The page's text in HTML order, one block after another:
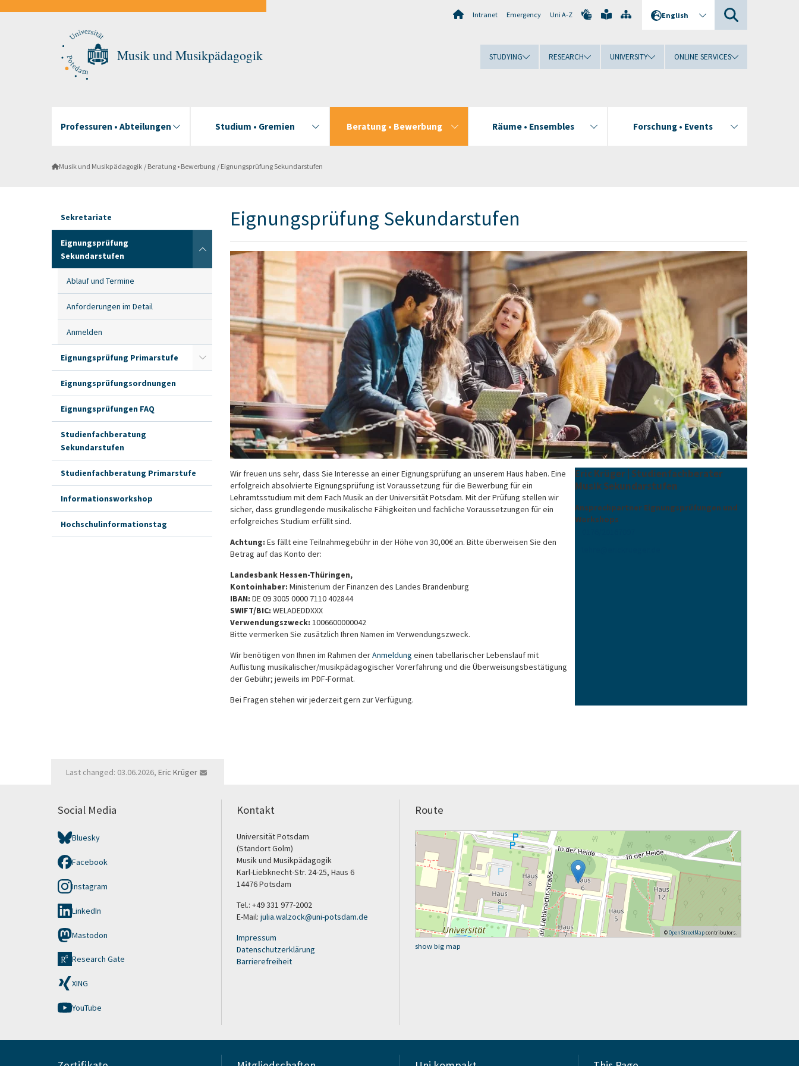
Musik und Musikpädagogik
Intranet Emergency Uni A-Z English
STUDYING RESEARCH UNIVERSITY ONLINE SERVICES
Professuren • Abteilungen Studium • Gremien Beratung • Bewerbung Räume • Ensembles Forschung • Events
Musik und Musikpädagogik Beratung • Bewerbung Eignungsprüfung Sekundarstufen
Sekretariate
Eignungsprüfung
Sekundarstufen
Ablauf und Termine
Anforderungen im Detail
Anmelden
Eignungsprüfung Primarstufe
Eignungsprüfungsordnungen
Eignungsprüfungen FAQ
Studienfachberatung
Sekundarstufen
Studienfachberatung Primarstufe
Informationsworkshop
Hochschulinformationstag
Eignungsprüfung Sekundarstufen
Wir freuen uns sehr, dass Sie Interesse an einer Eignungsprüfung an unserem Haus haben. Eine
erfolgreich absolvierte Eignungsprüfung ist Voraussetzung für die Bewerbung für ein
Lehramtsstudium mit dem Fach Musik an der Universität Potsdam. Mit der Prüfung stellen wir
sicher, dass grundlegende musikalische Fähigkeiten und fachliche Voraussetzungen für ein
erfolgreiches Studium erfüllt sind.
Achtung: Es fällt eine Teilnahmegebühr in der Höhe von 30,00€ an. Bitte überweisen Sie den
Betrag auf das Konto der:
Landesbank Hessen-Thüringen,
Kontoinhaber: Ministerium der Finanzen des Landes Brandenburg
IBAN: DE 09 3005 0000 7110 402844
SWIFT/BIC: WELADEDDXXX
Verwendungszweck: 1006600000042
Bitte vermerken Sie zusätzlich Ihren Namen im Verwendungszweck.
Wir benötigen von Ihnen im Rahmen derAnmeldung einen tabellarischer Lebenslauf mit
Auflistung musikalischer/musikpädagogischer Vorerfahrung und die Überweisungsbestätigung
der Gebühr; jeweils im PDF-Format.
Bei Fragen stehen wir jederzeit gern zur Verfügung.
Eric Krüger | Studienfachberater
Musik Sekundarstufen
Ansprechpartner Eignungsprüfungen und
Workshops
Last changed: 03.06.2026,Eric Krüger
Social Media
Bluesky
Facebook
Instagram
LinkedIn
Mastodon
Research Gate
XING
YouTube
Kontakt
Universität Potsdam
(Standort Golm)
Musik und Musikpädagogik
Karl-Liebknecht-Str. 24-25, Haus 6
14476 Potsdam
Tel.: +49 331 977-2002
E-Mail: julia.walzock@uni-potsdam.de
Impressum
Datenschutzerklärung
Barrierefreiheit
Route
©OpenStreetMapcontributors.
show big map